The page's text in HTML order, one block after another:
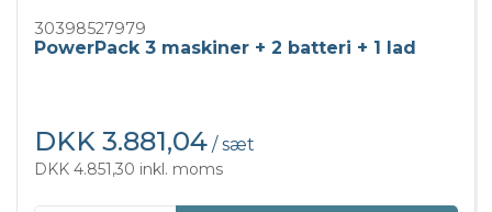
30398527979
PowerPack 3 maskiner + 2 batteri + 1 lad
DKK 3.881,04 / sæt
DKK 4.851,30 inkl. moms